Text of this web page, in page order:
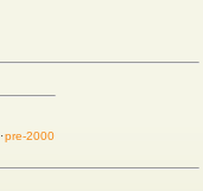
·pre-2000